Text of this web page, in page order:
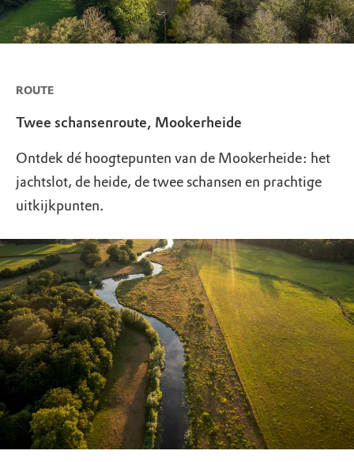
ROUTE
Twee schansenroute, Mookerheide
Ontdek dé hoogtepunten van de Mookerheide: het
jachtslot, de heide, de twee schansen en prachtige
uitkijkpunten.